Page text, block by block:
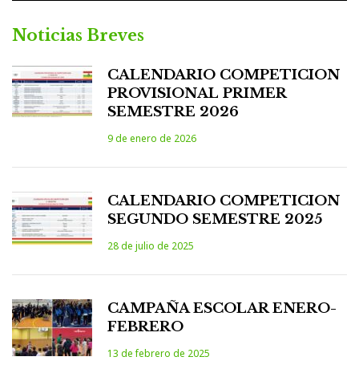
Noticias Breves
CALENDARIO COMPETICION
PROVISIONAL PRIMER
SEMESTRE 2026
9 de enero de 2026
CALENDARIO COMPETICION
SEGUNDO SEMESTRE 2025
28 de julio de 2025
CAMPAÑA ESCOLAR ENERO-
FEBRERO
13 de febrero de 2025